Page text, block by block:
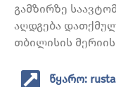
გამზირზე
აღდგება
თბილისის მერიის
წყარო: